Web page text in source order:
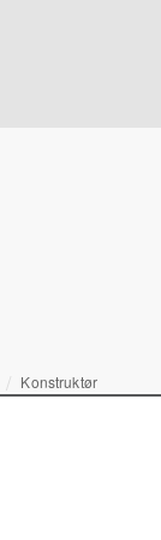
Konstruktør